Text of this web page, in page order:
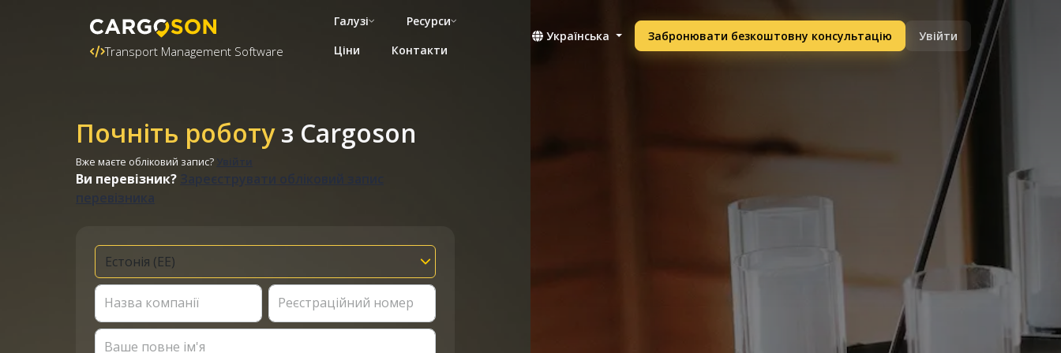
Transport Management Software
Галузі
Ресурси
Ціни
Контакти
Українська Забронювати безкоштовну консультацію Увійти
Почніть роботуз Cargoson
Вже маєте обліковий запис?
Ви перевізник?
Назва компанії Реєстраційний номер
Ваше повне ім'я